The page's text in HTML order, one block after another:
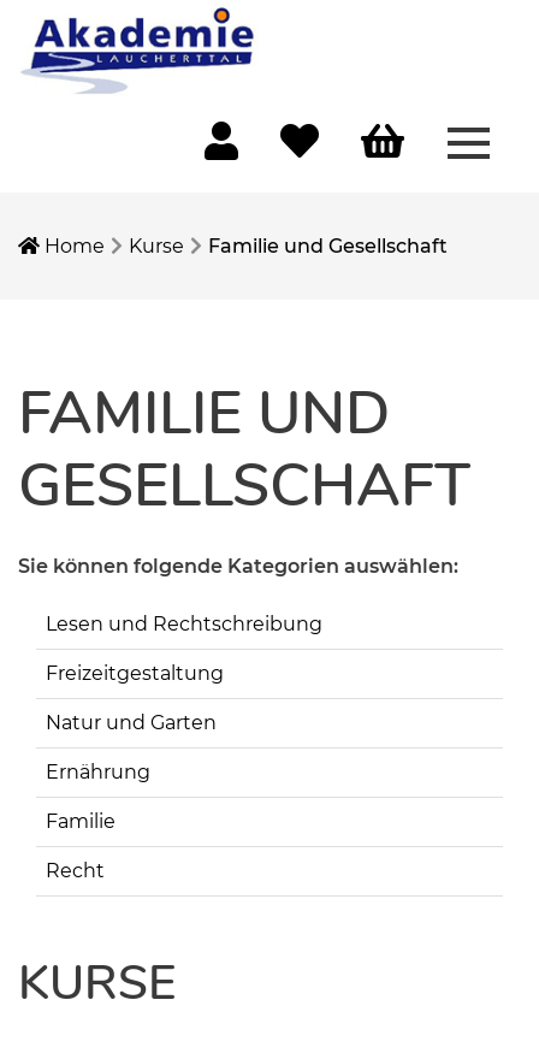
Home Kurse Familie und Gesellschaft
FAMILIE UND
GESELLSCHAFT
Sie können folgende Kategorien auswählen:
Lesen und Rechtschreibung
Freizeitgestaltung
Natur und Garten
Ernährung
Familie
Recht
KURSE